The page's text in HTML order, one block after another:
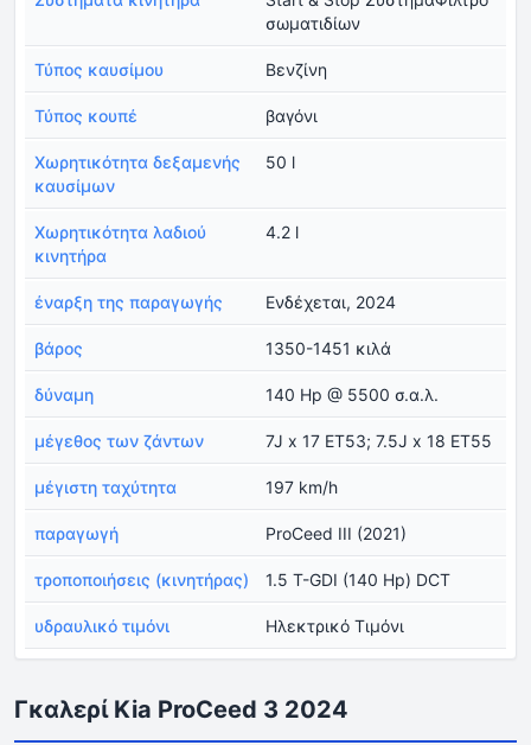
σωματιδίων
Τύπος καυσίμου Βενζίνη
Τύπος κουπέ βαγόνι
Χωρητικότητα δεξαμενής
καυσίμων
50 l
Χωρητικότητα λαδιού
κινητήρα
4.2 l
έναρξη της παραγωγής Ενδέχεται, 2024
βάρος 1350-1451 κιλά
δύναμη 140 Hp @ 5500 σ.α.λ.
μέγεθος των ζάντων 7J x 17 ET53; 7.5J x 18 ET55
μέγιστη ταχύτητα 197 km/h
παραγωγή ProCeed III (2021)
τροποποιήσεις (κινητήρας) 1.5 T-GDI (140 Hp) DCT
υδραυλικό τιμόνι Ηλεκτρικό Τιμόνι
Γκαλερί Kia ProCeed 3 2024